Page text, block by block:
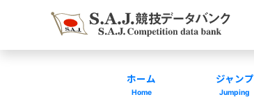
ホーム
Home
ジャンプ
Jumping